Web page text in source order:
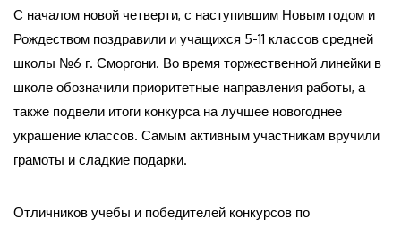
С началом новой четверти, с наступившим Новым годом и
Рождеством поздравили и учащихся 5-11 классов средней
школы №6 г. Сморгони. Во время торжественной линейки в
школе обозначили приоритетные направления работы, а
также подвели итоги конкурса на лучшее новогоднее
украшение классов. Самым активным участникам вручили
грамоты и сладкие подарки.
Отличников учебы и победителей конкурсов по